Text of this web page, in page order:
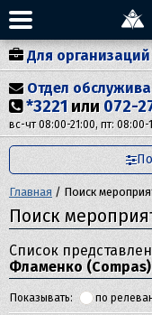
Для
Отдел
*3221 или 072-
вс-чт 08:00-21:00, пт: 08:00-
Главная / Поиск
Поиск
Список
Фламенко (Compas)
Показывать: по